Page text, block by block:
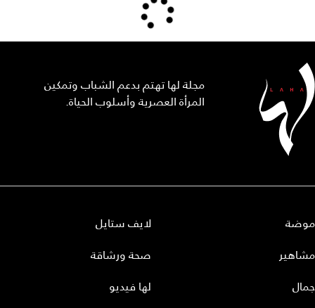
مجلة لها تهتم بدعم الشباب وتمكين
المرأة العصرية وأسلوب الحياة.
موضة
مشاهير
جمال
لايف ستايل
صحة ورشاقة
لها فيديو